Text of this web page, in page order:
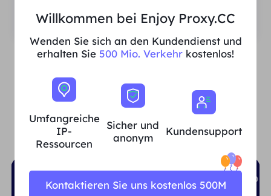
Staaten
UNTERSTÜTZTE TOP-SPRACHEN
Leicht integrierbar und
anpassbar
shell python Node.js PHP GO
Willkommen bei Enjoy Proxy.CC
Wenden Sie sich an den Kundendienst und
erhalten Sie 500 Mio. Verkehr kostenlos!
Umfangreiche
IP-
Ressourcen
Sicher und
anonym
Kundensupport
Kontaktieren Sie uns kostenlos 500M